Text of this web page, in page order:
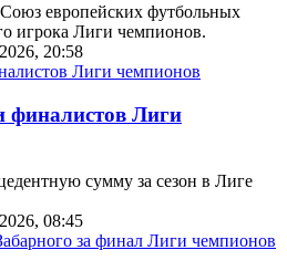
европейских футбольных
игрока Лиги чемпионов.
20:58
финалистов Лиги
сумму за сезон в Лиге
08:45